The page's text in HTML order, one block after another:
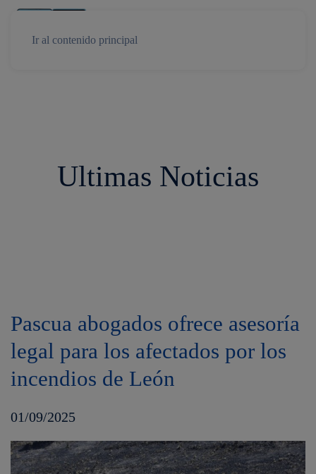
Ir al contenido principal
Ultimas Noticias
Pascua abogados ofrece asesoría
legal para los afectados por los
incendios de León
01/09/2025